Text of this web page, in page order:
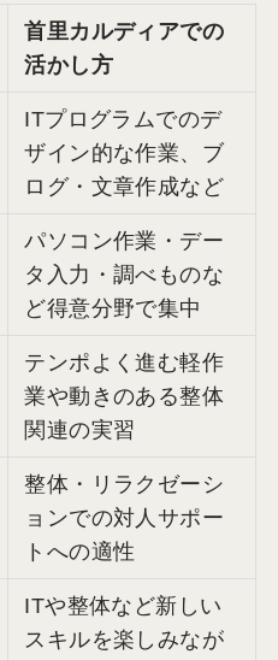
首里カルディアでの
活かし方
ITプログラムでのデ
ザイン的な作業、ブ
ログ・文章作成など
パソコン作業・デー
タ入力・調べものな
ど得意分野で集中
テンポよく進む軽作
業や動きのある整体
関連の実習
整体・リラクゼーシ
ョンでの対人サポー
トへの適性
ITや整体など新しい
スキルを楽しみなが